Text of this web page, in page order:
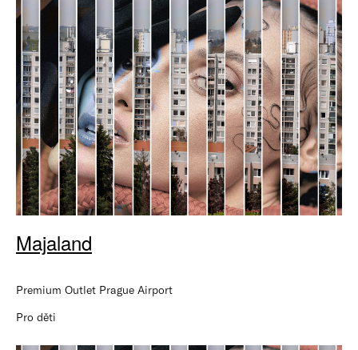
Majaland
Premium Outlet Prague Airport
Pro děti